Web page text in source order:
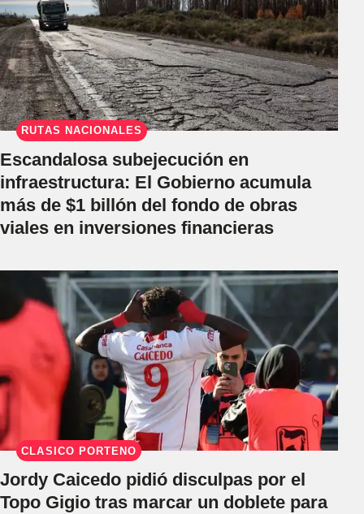
RUTAS NACIONALES
Escandalosa subejecución en
infraestructura: El Gobierno acumula
más de $1 billón del fondo de obras
viales en inversiones financieras
CLÁSICO PORTEÑO
Jordy Caicedo pidió disculpas por el
Topo Gigio tras marcar un doblete para